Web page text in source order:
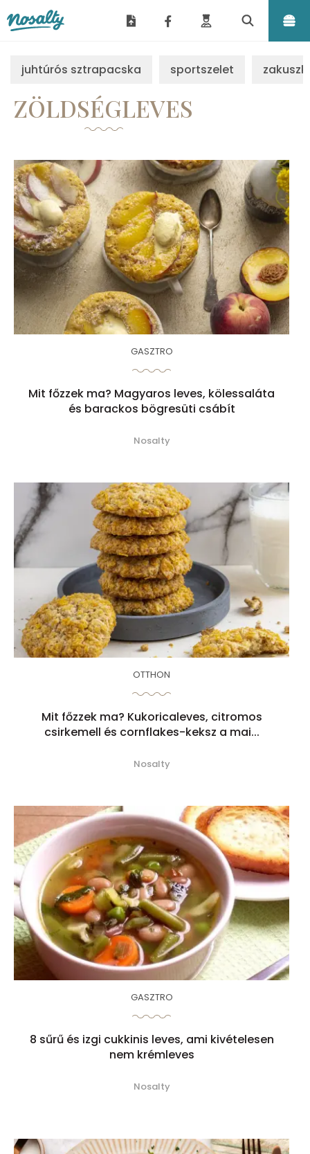
juhtúrós sztrapacska sportszelet
ZÖLDSÉGLEVES
GASZTRO
Mit főzzek ma? Magyaros leves, kölessaláta
és barackos bögresüti csábít
Nosalty
OTTHON
Mit főzzek ma? Kukoricaleves, citromos
csirkemell és cornflakes-keksz a mai...
Nosalty
GASZTRO
8 sűrű és izgi cukkinis leves, ami kivételesen
nem krémleves
Nosalty